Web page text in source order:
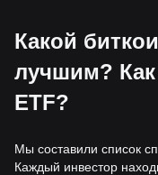
Какой
лучшим?
ETF?
Мы составили список
Каждый инвестор